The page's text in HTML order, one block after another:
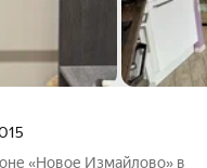
«Новое Измайлово» в